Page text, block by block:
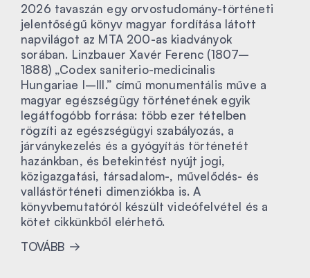
2026 tavaszán egy orvostudomány-történeti
jelentőségű könyv magyar fordítása látott
napvilágot az MTA 200-as kiadványok
sorában. Linzbauer Xavér Ferenc (1807–
1888) „Codex saniterio-medicinalis
Hungariae I–III.” című monumentális műve a
magyar egészségügy történetének egyik
legátfogóbb forrása: több ezer tételben
rögzíti az egészségügyi szabályozás, a
járványkezelés és a gyógyítás történetét
hazánkban, és betekintést nyújt jogi,
közigazgatási, társadalom-, művelődés- és
vallástörténeti dimenziókba is. A
könyvbemutatóról készült videófelvétel és a
kötet cikkünkből elérhető.
TOVÁBB